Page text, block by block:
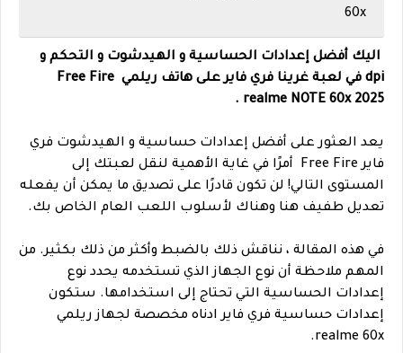
60x
اليك أفضل إعدادات الحساسية و الهيدشوت و التحكم و
dpi في لعبة غرينا فري فاير على هاتف ريلمي Free Fire
realme NOTE 60x 2025.
يعد العثور على أفضل إعدادات حساسية و الهيدشوت فري
فاير Free Fire أمرًا في غاية الأهمية لنقل لعبتك إلى
المستوى التالي! لن تكون قادرًا على تصديق ما يمكن أن يفعله
تعديل طفيف هنا وهناك لأسلوب اللعب العام الخاص بك.
في هذه المقالة ، نناقش ذلك بالضبط وأكثر من ذلك بكثير. من
المهم ملاحظة أن نوع الجهاز الذي تستخدمه يحدد نوع
إعدادات الحساسية التي تحتاج إلى استخدامها. ستكون
إعدادات حساسية فري فاير ادناه مخصصة لجهاز ريلمي
realme 60x.